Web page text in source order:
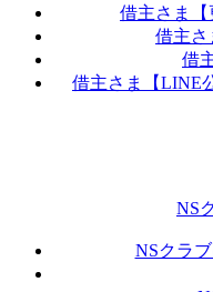
借主さま【
借主さ
借
借主さま【LINE
NS
NSクラ